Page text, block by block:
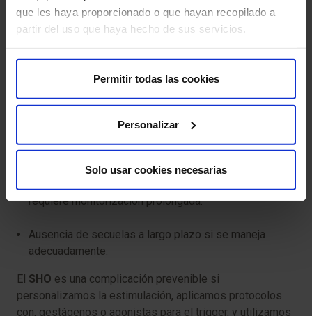
que les haya proporcionado o que hayan recopilado a
partir del uso que haya hecho de sus servicios.
Permitir todas las cookies
Personalizar
Solo usar cookies necesarias
Tratamiento: volumen de ascitis, hematocrito,
molecular.
Seguimiento y pronóstico
tras la menstruación.
requiere monitorización prolongada.
Ausencia de secuelas a largo plazo si se maneja
adecuadamente.
El SHO es una complicación prevenible si
personalizamos la estimulación, aplicamos protocolos
con, gestágenos o agonistas para el trigger, y utilizamos